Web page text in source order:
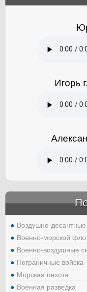
Игорь
Воздушно-десантные
Военно-морской
Военно-воздушные
Пограничные войска
Морская пехота
Военная разведка